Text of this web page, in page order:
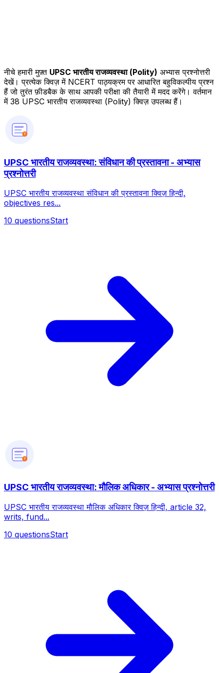
नीचे हमारी मुफ़्त UPSC भारतीय राजव्यवस्था (Polity) अभ्यास प्रश्नोत्तरी
देखें। प्रत्येक क्विज़ में NCERT पाठ्यक्रम पर आधारित बहुविकल्पीय प्रश्न
हैं जो तुरंत फ़ीडबैक के साथ आपकी परीक्षा की तैयारी में मदद करेंगे।वर्तमान
में 38 UPSC भारतीय राजव्यवस्था (Polity) क्विज़ उपलब्ध हैं।
?
UPSC भारतीय राजव्यवस्था: संविधान की प्रस्तावना - अभ्यास
प्रश्नोत्तरी
UPSC भारतीय राजव्यवस्था संविधान की प्रस्तावना क्विज़ हिन्दी,
objectives res...
10 questionsStart
?
UPSC भारतीय राजव्यवस्था: मौलिक अधिकार - अभ्यास प्रश्नोत्तरी
UPSC भारतीय राजव्यवस्था मौलिक अधिकार क्विज़ हिन्दी, article 32,
writs, fund...
10 questionsStart